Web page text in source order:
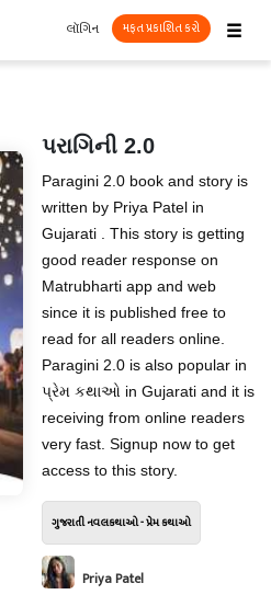
☰
લૉગિન મફત પ્રકાશિત કરો
પરાગિની 2.0
Paragini 2.0 book and story is
written by Priya Patel in
Gujarati . This story is getting
good reader response on
Matrubharti app and web
since it is published free to
read for all readers online.
Paragini 2.0 is also popular in
પ્રેમ કથાઓ in Gujarati and it is
receiving from online readers
very fast. Signup now to get
access to this story.
ગુજરાતી નવલકથાઓ - પ્રેમ કથાઓ
Priya Patel